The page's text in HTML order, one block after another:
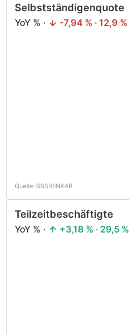
Selbstständigenquote
YoY % · -7,94 % · 12,9 %
Quelle: BBSR/INKAR
Teilzeitbeschäftigte
YoY % · +3,18 % · 29,5 %